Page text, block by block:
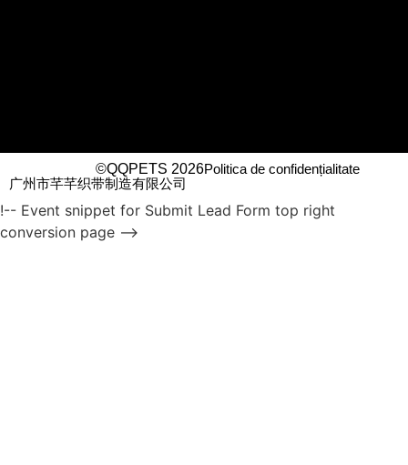
©QQPETS 2026Politica de confidențialitate
广州市芊芊织带制造有限公司
!-- Event snippet for Submit Lead Form top right
conversion page -->